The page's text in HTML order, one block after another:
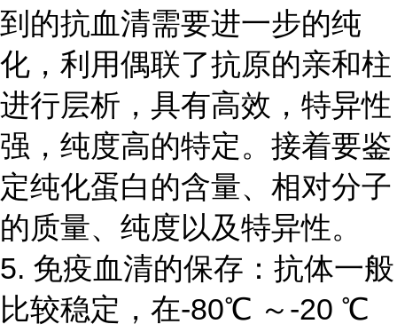
到的抗血清需要进一步的纯
化，利用偶联了抗原的亲和柱
进行层析，具有高效，特异性
强，纯度高的特定。接着要鉴
定纯化蛋白的含量、相对分子
的质量、纯度以及特异性。
5. 免疫血清的保存：抗体一般
比较稳定，在-80℃ ～-20 ℃